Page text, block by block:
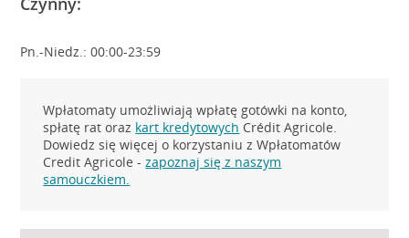
Pn.-Niedz.: 00:00-23:59
Wpłatomaty umożliwiają wpłatę gotówki na konto,
spłatę rat oraz kart kredytowych Crédit Agricole.
Dowiedz się więcej o korzystaniu z Wpłatomatów
Credit Agricole -zapoznaj się z naszym
samouczkiem.